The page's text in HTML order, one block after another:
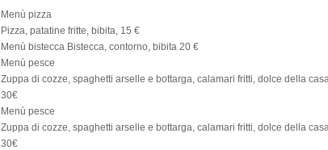
Menù pizza
Pizza, patatine fritte, bibita, 15 €
Menù bistecca Bistecca, contorno, bibita 20 €
Menù pesce
Zuppa di cozze, spaghetti arselle e bottarga, calamari fritti, dolce della
30€
Menù pesce
Zuppa di cozze, spaghetti arselle e bottarga, calamari fritti, dolce della
30€